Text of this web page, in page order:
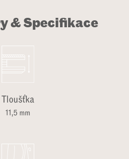
& Specifikace
Tloušťka
11,5 mm